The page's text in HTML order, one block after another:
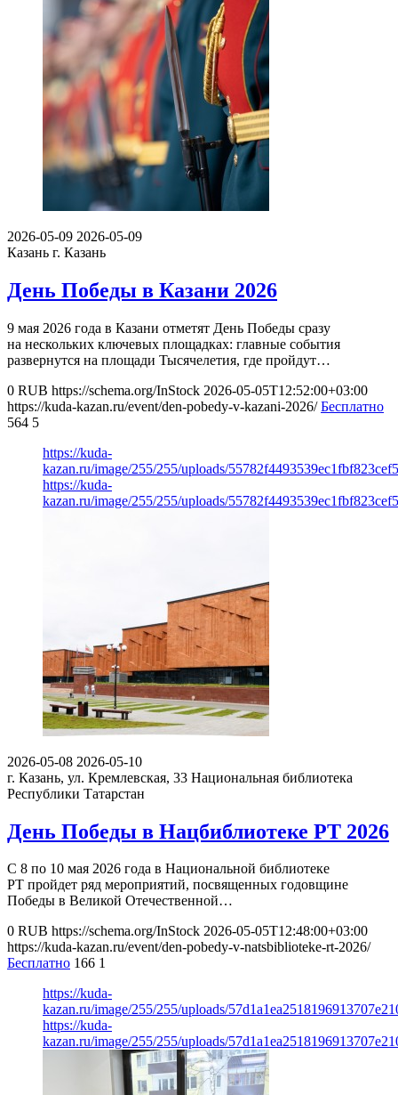
2026-05-09 2026-05-09
Казань г. Казань
День Победы в Казани 2026
9 мая 2026 года в Казани отметят День Победы сразу
на нескольких ключевых площадках: главные события
развернутся на площади Тысячелетия, где пройдут…
0 RUB https://schema.org/InStock 2026-05-05T12:52:00+03:00
https://kuda-kazan.ru/event/den-pobedy-v-kazani-2026/ Бесплатно
564 5
https://kuda-
kazan.ru/image/255/255/uploads/
https://kuda-
kazan.ru/image/255/255/uploads/
2026-05-08 2026-05-10
г. Казань, ул. Кремлевская, 33 Национальная библиотека
Республики Татарстан
День Победы в Нацбиблиотеке РТ 2026
С 8 по 10 мая 2026 года в Национальной библиотеке
РТ пройдет ряд мероприятий, посвященных годовщине
Победы в Великой Отечественной…
0 RUB https://schema.org/InStock 2026-05-05T12:48:00+03:00
https://kuda-kazan.ru/event/den-pobedy-v-natsbiblioteke-rt-2026/
Бесплатно 166 1
https://kuda-
kazan.ru/image/255/255/uploads/
https://kuda-
kazan.ru/image/255/255/uploads/